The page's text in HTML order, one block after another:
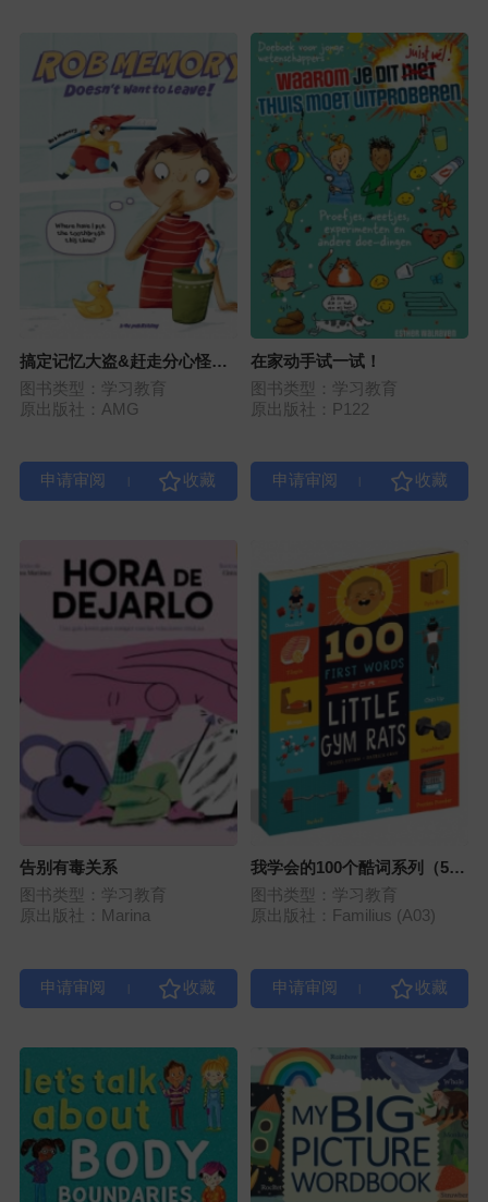
搞定记忆大盗&赶走分心怪
（共2册）
图书类型：学习教育
原出版社：AMG
在家动手试一试！
图书类型：学习教育
原出版社：P122
告别有毒关系
图书类型：学习教育
原出版社：Marina
我学会的100个酷词系列（5
册）
图书类型：学习教育
原出版社：Familius (A03)